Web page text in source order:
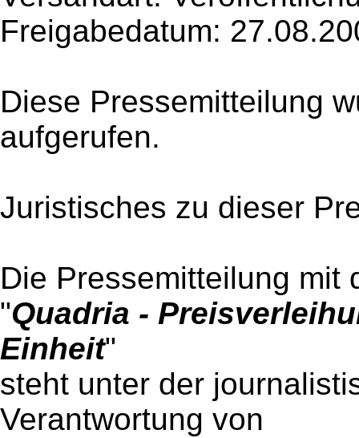
Freigabedatum:
Diese Pressemitteilung
aufgerufen.
Juristisches zu dieser
Die Pressemitteilung mit
"Quadria -
Einheit"
steht unter der
Verantwortung von